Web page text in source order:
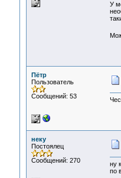
У
Пётр
Пользователь
Сообщений: 53
неку
Постоялец
Сообщений: 270
ну
по